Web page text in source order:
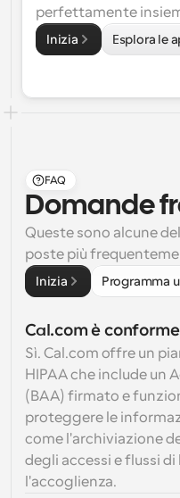
perfettamente
Inizia Esplora le
FAQ
Domande
Queste sono alcune
poste più
Inizia Programma
Cal.com è conforme
Sì. Cal.com offre un
HIPAA che include un
(BAA) firmato e
proteggere le
come l'archiviazione
degli accessi e flussi
l'accoglienza.